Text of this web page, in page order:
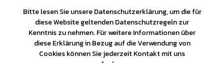
Bitte lesen Sie unsere Datenschutzerklärung, um die für
diese Website geltenden Datenschutzregeln zur
Kenntnis zu nehmen. Für weitere Informationen über
diese Erklärung in Bezug auf die Verwendung von
Cookies können Sie jederzeit Kontakt mit uns